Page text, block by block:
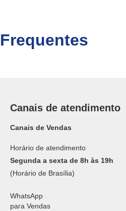
Canais de atendimento
WhatsApp
para Vendas
Canais de Vendas
Horário de atendimento
Segunda a sexta de 8h às 19h
(Horário de Brasília)